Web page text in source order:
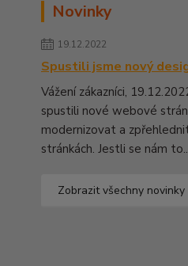
Novinky
19.12.2022
Spustili jsme nový
Vážení zákazníci,
spustili nové webové
modernizovat a
stránkách. Jestli se nám
Zobrazit všechny novinky